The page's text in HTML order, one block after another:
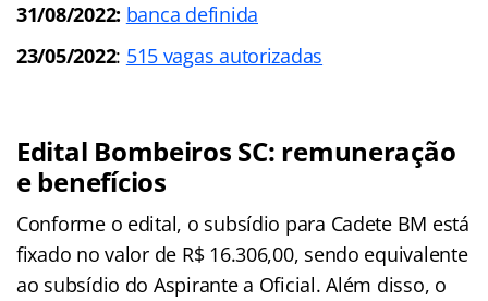
31/08/2022: banca definida
23/05/2022: 515 vagas autorizadas
Edital Bombeiros SC: remuneração
e benefícios
Conforme o edital, o subsídio para Cadete BM está
fixado no valor de R$ 16.306,00, sendo equivalente
ao subsídio do Aspirante a Oficial. Além disso, o